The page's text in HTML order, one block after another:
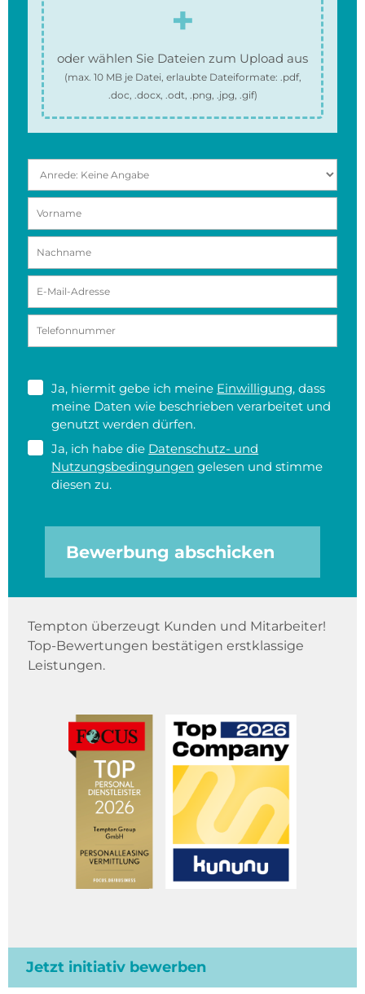
oder wählen Sie Dateien zum Upload aus
(max. 10 MBje Datei, erlaubte Dateiformate: .pdf,
.doc, .docx, .odt, .png, .jpg, .gif)
Ja, hiermit gebe ich meine Einwilligung, dass
meine Daten wie beschrieben verarbeitet und
genutzt werden dürfen.
Ja, ich habe die Datenschutz- und
Nutzungsbedingungen gelesen und stimme
diesen zu.
Bewerbung abschicken
Tempton überzeugt Kunden und Mitarbeiter!
Top-Bewertungen bestätigen erstklassige
Leistungen.
Jetzt initiativ bewerben